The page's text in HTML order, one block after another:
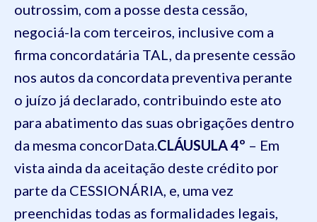
outrossim, com a posse desta cessão,
negociá-la com terceiros, inclusive com a
firma concordatária TAL, da presente cessão
nos autos da concordata preventiva perante
o juízo já declarado, contribuindo este ato
para abatimento das suas obrigações dentro
da mesma concorData.CLÁUSULA 4º – Em
vista ainda da aceitação deste crédito por
parte da CESSIONÁRIA, e, uma vez
preenchidas todas as formalidades legais,